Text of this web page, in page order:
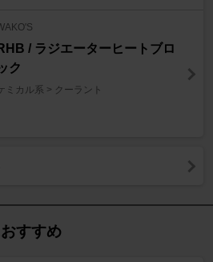
/ ラジエーターヒートブロ
ク
ミカル系 > クーラント
すすめ